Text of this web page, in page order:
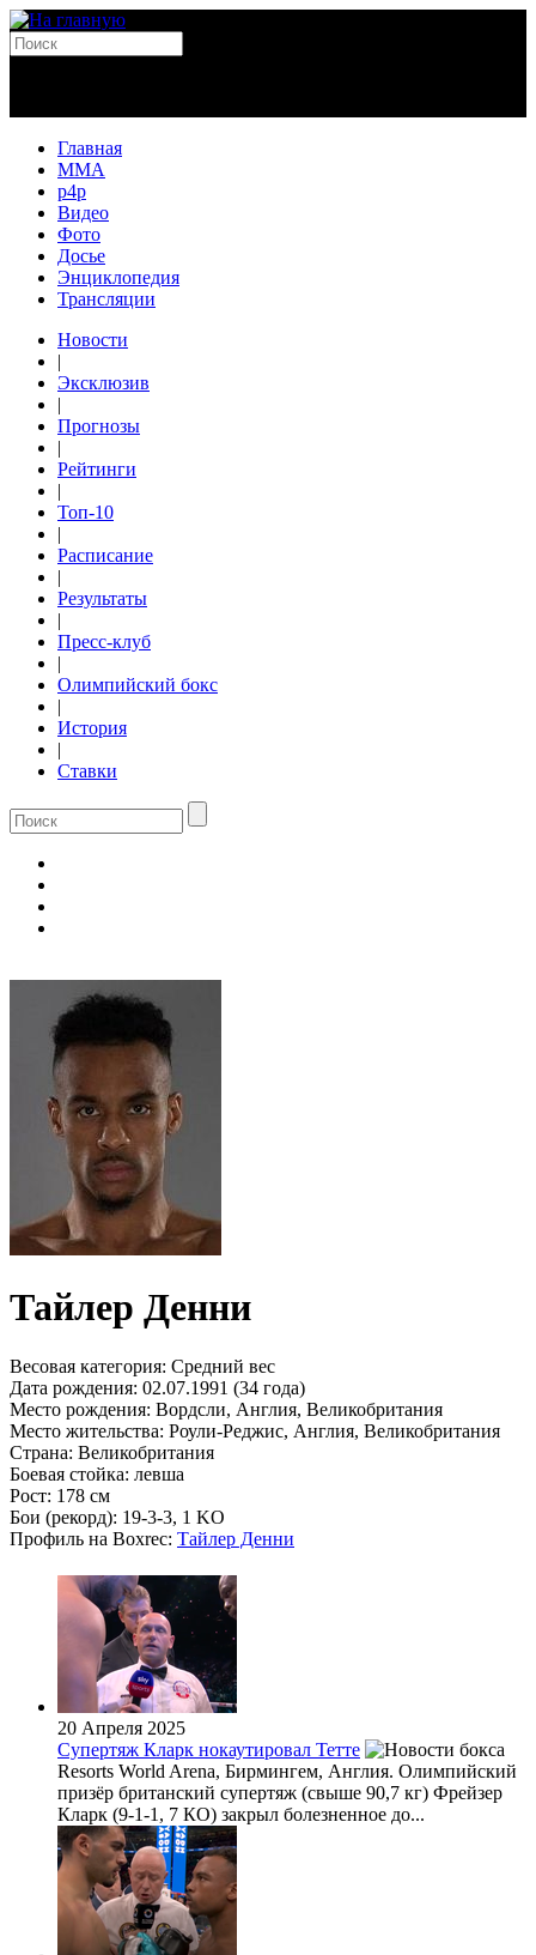
Главная
MMA
p4p
Видео
Фото
Досье
Энциклопедия
Трансляции
Новости
|
Эксклюзив
|
Прогнозы
|
Рейтинги
|
Топ-10
|
Расписание
|
Результаты
|
Пресс-клуб
|
Олимпийский бокс
|
История
|
Ставки
Тайлер Денни
Весовая категория: Средний вес
Дата рождения: 02.07.1991 (34 года)
Место рождения: Вордсли, Англия, Великобритания
Место жительства: Роули-Реджис, Англия, Великобритания
Страна: Великобритания
Боевая стойка: левша
Рост: 178 см
Бои (рекорд): 19-3-3, 1 KO
Профиль на Boxrec: Тайлер Денни
20 Апреля 2025
Супертяж Кларк нокаутировал Тетте
Resorts World Arena, Бирмингем, Англия. Олимпийский
призёр британский супертяж (свыше 90,7 кг) Фрейзер
Кларк (9-1-1, 7 КО) закрыл болезненное до...